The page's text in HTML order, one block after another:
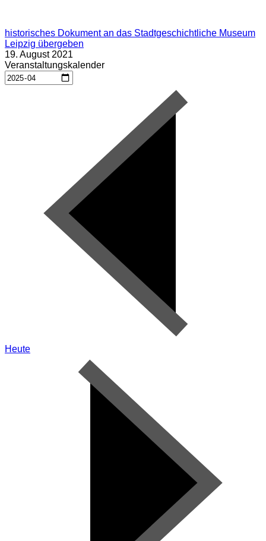
historisches Dokument an das Stadtgeschichtliche Museum
Leipzig übergeben
19. August 2021
Veranstaltungskalender
Heute